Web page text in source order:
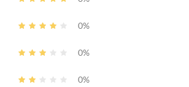
0%
0%
0%